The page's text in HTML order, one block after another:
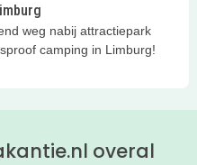
weg nabij attractiepark
camping in Limburg!
overal